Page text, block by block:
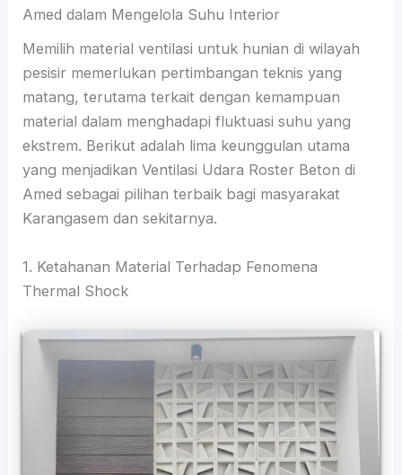
Amed dalam Mengelola Suhu Interior
Memilih material ventilasi untuk hunian di wilayah
pesisir memerlukan pertimbangan teknis yang
matang, terutama terkait dengan kemampuan
material dalam menghadapi fluktuasi suhu yang
ekstrem. Berikut adalah lima keunggulan utama
yang menjadikan Ventilasi Udara Roster Beton di
Amed sebagai pilihan terbaik bagi masyarakat
Karangasem dan sekitarnya.
1. Ketahanan Material Terhadap Fenomena
Thermal Shock